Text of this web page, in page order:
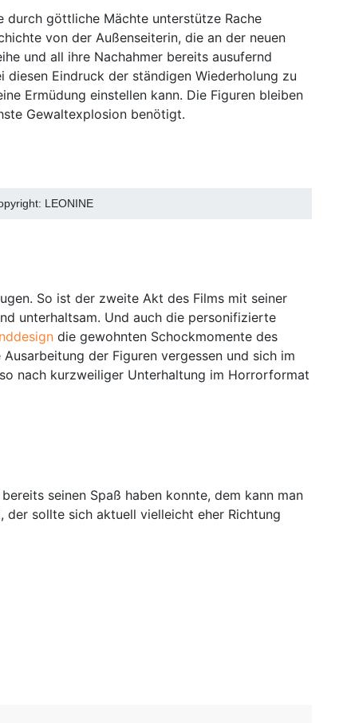
durch göttliche Mächte unterstütze Rache
von der Außenseiterin, die an der neuen
und all ihre Nachahmer bereits ausufernd
Eindruck der ständigen Wiederholung zu
Ermüdung einstellen kann. Die Figuren bleiben
Gewaltexplosion benötigt.
LEONINE
So ist der zweite Akt des Films mit seiner
unterhaltsam. Und auch die personifizierte
die gewohnten Schockmomente des
der Figuren vergessen und sich im
nach kurzweiliger Unterhaltung im Horrorformat
seinen Spaß haben konnte, dem kann man
der sollte sich aktuell vielleicht eher Richtung